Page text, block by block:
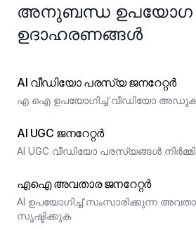
അനുബന്ധ ഉപയോഗ
ഉദാഹരണങ്ങൾ
AI വീഡിയോ പരസ്യ ജനറേറ്റർ
എ ഐ ഉപയോഗിച്ച് വീഡിയോ
AI UGC ജനറേറ്റർ
AI UGC വീഡിയോ പരസ്യങ്ങൾ
എഐ അവതാര ജനറേറ്റർ
AI ഉപയോഗിച്ച് സംസാരിക്കുന്ന
സൃഷ്ടിക്കുക